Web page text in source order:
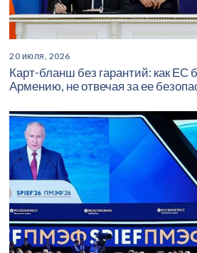
20 июля, 2026
Карт-бланш без гарантий: как ЕС
Армению, не отвечая за ее